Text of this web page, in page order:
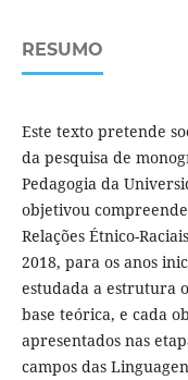
RESUMO
Este texto pretende
da pesquisa de
Pedagogia da
objetivou
Relações Étnico-
2018, para os anos
estudada a estrutura
base teórica, e cada
apresentados nas
campos das